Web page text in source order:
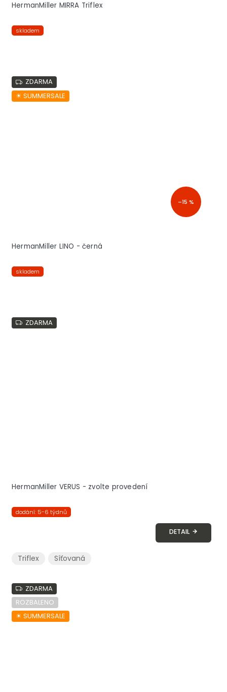
HermanMiller MIRRA Triflex
skladem
ZDARMA
☀︎ SUMMERSALE
–15 %
HermanMiller LINO - černá
skladem
ZDARMA
HermanMiller VERUS - zvolte provedení
dodání: 5-6 týdnů
DETAIL
Triflex Síťovaná
ZDARMA
ROZBALENO
☀︎ SUMMERSALE